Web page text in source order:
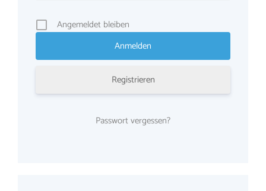
Angemeldet bleiben
Registrieren
Passwort vergessen?